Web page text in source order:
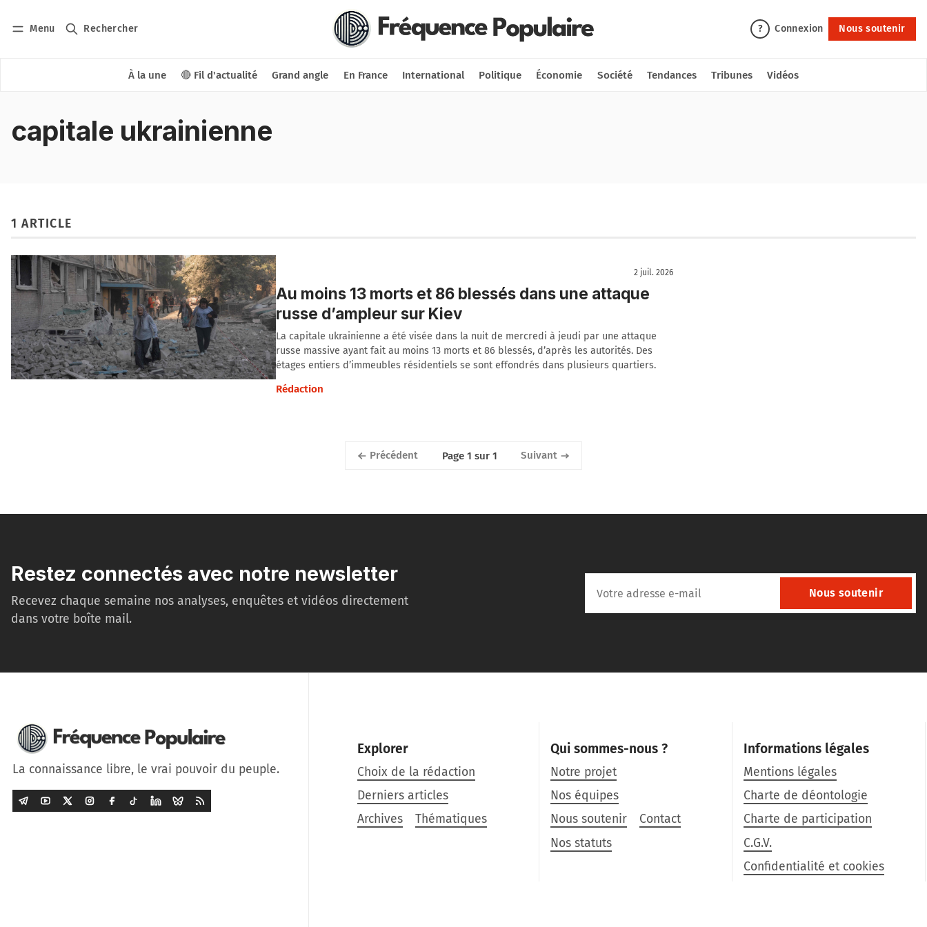
Menu Rechercher ? Connexion Nous soutenir
À la une 🔴 Fil d'actualité Grand angle En France International Politique Économie Société Tendances Tribunes Vidéos
Nous soutenir
capitale ukrainienne
1 ARTICLE
2 juil. 2026
Au moins 13 morts et 86 blessés dans une attaque
russe d’ampleur sur Kiev
La capitale ukrainienne a été visée dans la nuit de mercredi à jeudi par une attaque
russe massive ayant fait au moins 13 morts et 86 blessés, d’après les autorités. Des
étages entiers d’immeubles résidentiels se sont effondrés dans plusieurs quartiers.
Rédaction
Précédent Page 1 sur 1 Suivant
Restez connectés avec notre newsletter
Recevez chaque semaine nos analyses, enquêtes et vidéos directement
dans votre boîte mail.
Nous soutenir
La connaissance libre, le vrai pouvoir du peuple.
Explorer
Choix de la rédaction
Derniers articles
Archives
Thématiques
Qui sommes-nous ?
Notre projet
Nos équipes
Nous soutenir
Contact
Nos statuts
Informations légales
Mentions légales
Charte de déontologie
Charte de participation
C.G.V.
Confidentialité et cookies